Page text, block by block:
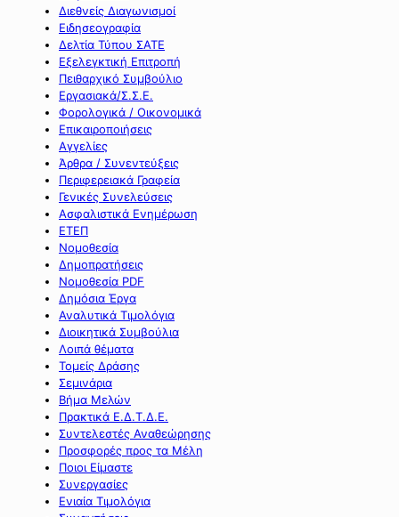
Διεθνείς Διαγωνισμοί
Ειδησεογραφία
Δελτία Τύπου ΣΑΤΕ
Εξελεγκτική Επιτροπή
Πειθαρχικό Συμβούλιο
Εργασιακά/Σ.Σ.Ε.
Φορολογικά / Οικονομικά
Επικαιροποιήσεις
Αγγελίες
Άρθρα / Συνεντεύξεις
Περιφερειακά Γραφεία
Γενικές Συνελεύσεις
Ασφαλιστικά Ενημέρωση
ΕΤΕΠ
Νομοθεσία
Δημοπρατήσεις
Νομοθεσία PDF
Δημόσια Έργα
Αναλυτικά Τιμολόγια
Διοικητικά Συμβούλια
Λοιπά θέματα
Τομείς Δράσης
Σεμινάρια
Βήμα Μελών
Πρακτικά Ε.Δ.Τ.Δ.Ε.
Συντελεστές Αναθεώρησης
Προσφορές προς τα Μέλη
Ποιοι Είμαστε
Συνεργασίες
Ενιαία Τιμολόγια